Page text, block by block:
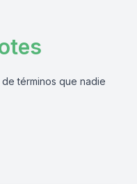
términos que nadie